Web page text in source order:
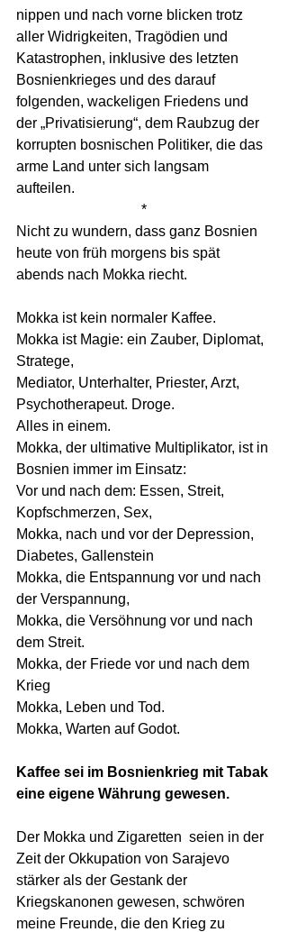
nippen und nach vorne blicken trotz
aller Widrigkeiten, Tragödien und
Katastrophen, inklusive des letzten
Bosnienkrieges und des darauf
folgenden, wackeligen Friedens und
der „Privatisierung“, dem Raubzug der
korrupten bosnischen Politiker, die das
arme Land unter sich langsam
aufteilen.
*
Nicht zu wundern, dass ganz Bosnien
heute von früh morgens bis spät
abends nach Mokka riecht.
Mokka ist kein normaler Kaffee.
Mokka ist Magie: ein Zauber, Diplomat,
Stratege,
Mediator, Unterhalter, Priester, Arzt,
Psychotherapeut. Droge.
Alles in einem.
Mokka, der ultimative Multiplikator, ist in
Bosnien immer im Einsatz:
Vor und nach dem: Essen, Streit,
Kopfschmerzen, Sex,
Mokka, nach und vor der Depression,
Diabetes, Gallenstein
Mokka, die Entspannung vor und nach
der Verspannung,
Mokka, die Versöhnung vor und nach
dem Streit.
Mokka, der Friede vor und nach dem
Krieg
Mokka, Leben und Tod.
Mokka, Warten auf Godot.
Kaffee sei im Bosnienkrieg mit Tabak
eine eigene Währung gewesen.
Der Mokka und Zigaretten  seien in der
Zeit der Okkupation von Sarajevo
stärker als der Gestank der
Kriegskanonen gewesen, schwören
meine Freunde, die den Krieg zu